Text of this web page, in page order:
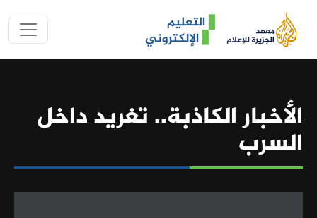
تجاوز إلى المحتوى الرئيسي
الجزيرة
الأخبار الكاذبة.. تغريد داخل
السرب